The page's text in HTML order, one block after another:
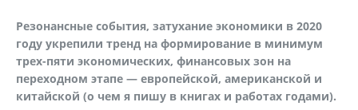
Резонансные события, затухание экономики в 2020
году укрепили тренд на формирование в минимум
трех-пяти экономических, финансовых зон на
переходном этапе — европейской, американской и
китайской (о чем я пишу в книгах и работах годами).